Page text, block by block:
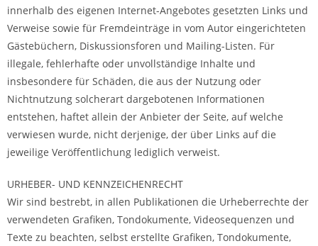
innerhalb des eigenen Internet-Angebotes gesetzten Links und
Verweise sowie für Fremdeinträge in vom Autor eingerichteten
Gästebüchern, Diskussionsforen und Mailing-Listen. Für
illegale, fehlerhafte oder unvollständige Inhalte und
insbesondere für Schäden, die aus der Nutzung oder
Nichtnutzung solcherart dargebotenen Informationen
entstehen, haftet allein der Anbieter der Seite, auf welche
verwiesen wurde, nicht derjenige, der über Links auf die
jeweilige Veröffentlichung lediglich verweist.
URHEBER- UND KENNZEICHENRECHT
Wir sind bestrebt, in allen Publikationen die Urheberrechte der
verwendeten Grafiken, Tondokumente, Videosequenzen und
Texte zu beachten, selbst erstellte Grafiken, Tondokumente,